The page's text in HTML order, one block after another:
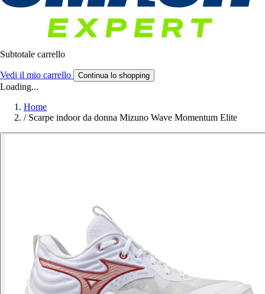
Subtotale carrello
Vedi il mio carrello Continua lo shopping
Loading...
Home
/ Scarpe indoor da donna Mizuno Wave Momentum Elite